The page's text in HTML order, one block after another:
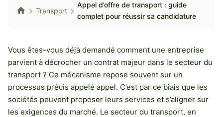
Transport
Appel d’offre de transport : guide
complet pour réussir sa candidature
Vous êtes-vous déjà demandé comment une entreprise
parvient à décrocher un contrat majeur dans le secteur du
transport ? Ce mécanisme repose souvent sur un
processus précis appelé appel. C’est par ce biais que les
sociétés peuvent proposer leurs services et s’aligner sur
les exigences du marché. Le secteur du transport, en